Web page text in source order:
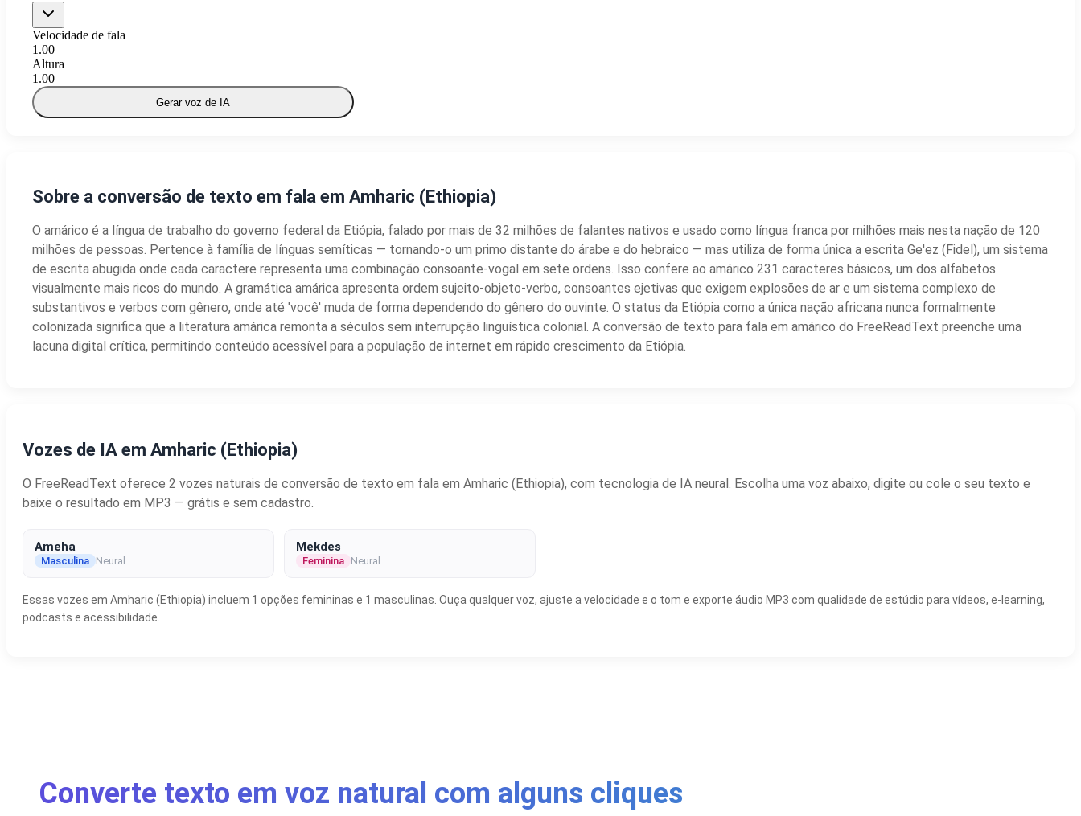
Velocidade de fala
1.00
Altura
1.00
Gerar voz de IA
Sobre a conversão de texto em fala em Amharic (Ethiopia)
O amárico é a língua de trabalho do governo federal da Etiópia, falado por mais de 32 milhões de falantes nativos e usado como língua franca por milhões mais nesta nação de 120
milhões de pessoas. Pertence à família de línguas semíticas — tornando-o um primo distante do árabe e do hebraico — mas utiliza de forma única a escrita Ge'ez (Fidel), um sistema
de escrita abugida onde cada caractere representa uma combinação consoante-vogal em sete ordens. Isso confere ao amárico 231 caracteres básicos, um dos alfabetos
visualmente mais ricos do mundo. A gramática amárica apresenta ordem sujeito-objeto-verbo, consoantes ejetivas que exigem explosões de ar e um sistema complexo de
substantivos e verbos com gênero, onde até 'você' muda de forma dependendo do gênero do ouvinte. O status da Etiópia como a única nação africana nunca formalmente
colonizada significa que a literatura amárica remonta a séculos sem interrupção linguística colonial. A conversão de texto para fala em amárico do FreeReadText preenche uma
lacuna digital crítica, permitindo conteúdo acessível para a população de internet em rápido crescimento da Etiópia.
Vozes de IA em Amharic (Ethiopia)
O FreeReadText oferece 2 vozes naturais de conversão de texto em fala em Amharic (Ethiopia), com tecnologia de IA neural. Escolha uma voz abaixo, digite ou cole o seu texto e
baixe o resultado em MP3 — grátis e sem cadastro.
Ameha
Masculina Neural
Mekdes
Feminina Neural
Essas vozes em Amharic (Ethiopia) incluem 1 opções femininas e 1 masculinas. Ouça qualquer voz, ajuste a velocidade e o tom e exporte áudio MP3 com qualidade de estúdio para vídeos, e-learning,
podcasts e acessibilidade.
Converte texto em voz natural com alguns cliques